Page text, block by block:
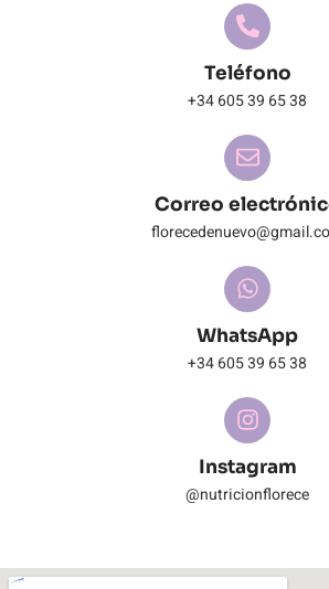
Teléfono
+34 605 39 65 38
Correo
WhatsApp
+34 605 39 65 38
Instagram
@nutricionflorece